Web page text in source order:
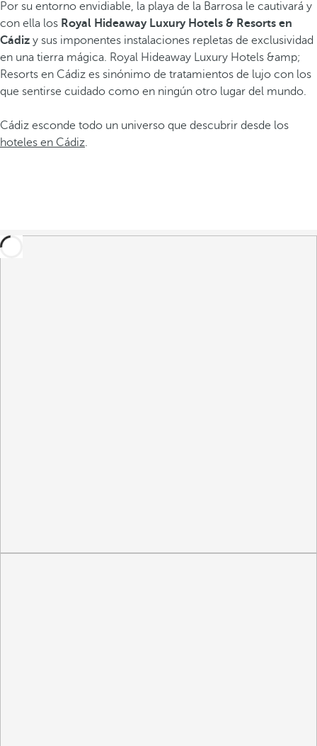
Por su entorno envidiable, la playa de la Barrosa le cautivará y
con ella los Royal Hideaway Luxury Hotels & Resorts en
Cádiz y sus imponentes instalaciones repletas de exclusividad
en una tierra mágica. Royal Hideaway Luxury Hotels &amp;
Resorts en Cádiz es sinónimo de tratamientos de lujo con los
que sentirse cuidado como en ningún otro lugar del mundo.
Cádiz esconde todo un universo que descubrir desde los
hoteles en Cádiz.